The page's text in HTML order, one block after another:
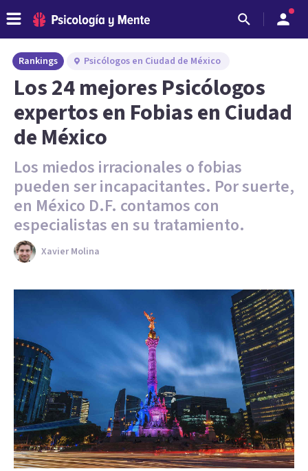
Rankings Psicólogos en Ciudad de México
Los 24 mejores Psicólogos
expertos en Fobias en Ciudad
de México
Los miedos irracionales o fobias
pueden ser incapacitantes. Por suerte,
en México D.F. contamos con
especialistas en su tratamiento.
Xavier Molina